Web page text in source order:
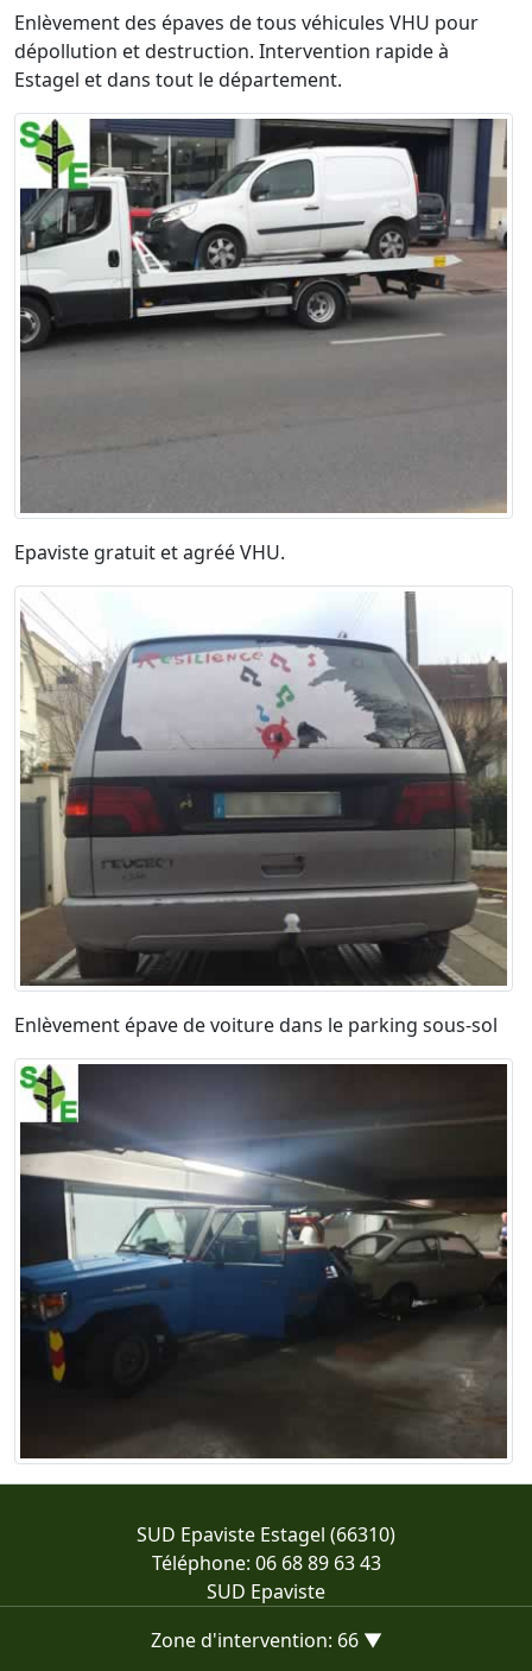
Enlèvement des épaves de tous véhicules VHU pour
dépollution et destruction. Intervention rapide à
Estagel et dans tout le département.
Epaviste gratuit et agréé VHU.
Enlèvement épave de voiture dans le parking sous-sol
SUD Epaviste Estagel (66310)
Téléphone: 06 68 89 63 43
SUD Epaviste
Zone d'intervention: 66 ▼